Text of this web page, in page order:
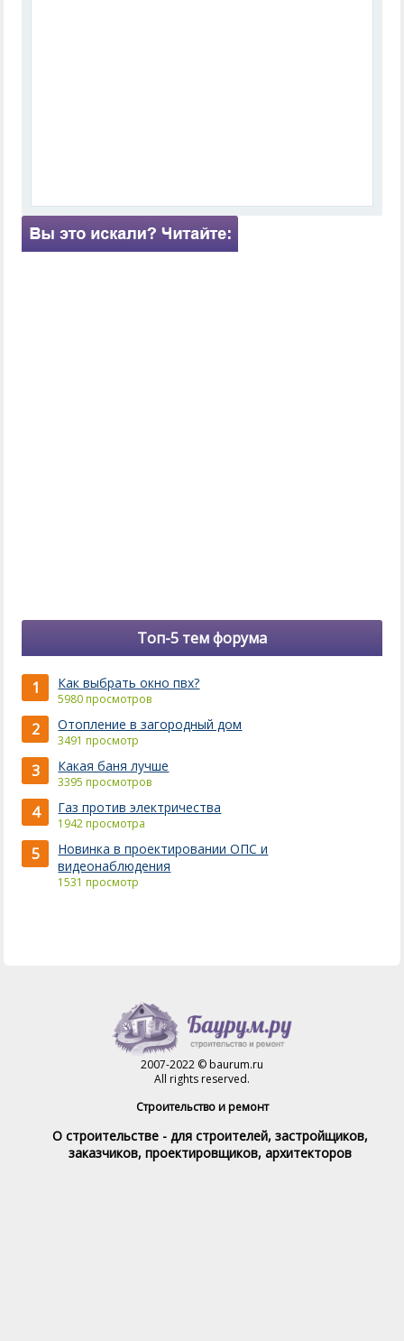
Топ-5 тем форума
1 Как выбрать окно пвх?
5980 просмотров
2 Отопление в загородный дом
3491 просмотр
3 Какая баня лучше
3395 просмотров
4 Газ против электричества
1942 просмотра
5
Новинка в проектировании ОПС и
видеонаблюдения
1531 просмотр
2007-2022 © baurum.ru
All rights reserved.
Строительство и ремонт
О строительстве - для строителей, застройщиков,
заказчиков, проектировщиков, архитекторов